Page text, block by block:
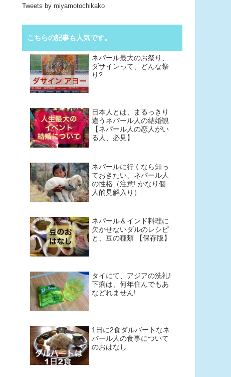
Tweets by miyamotochikako
こちらの記事も人気です。
ネパール最大のお祭り、
ダサインって、どんな祭
り?
日本人とは、まるっきり
違うネパール人の結婚観
【ネパール人の恋人がい
る人、必見】
ネパールに行くなら知っ
ておきたい、ネパール人
の性格（注意! かなり個
人的見解入り）
ネパール＆インド料理に
欠かせないダルのレシピ
と、豆の種類 【保存版】
タイにて、アジアの洗礼!
下痢は、何年住んでもあ
などれません!
1日に2食ダルバートなネ
パール人の食事について
のおはなし